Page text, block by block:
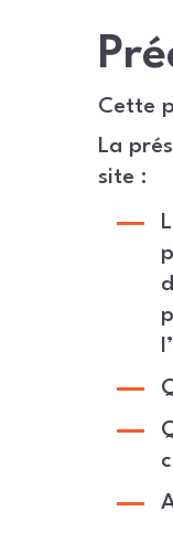
Cette
La
site :